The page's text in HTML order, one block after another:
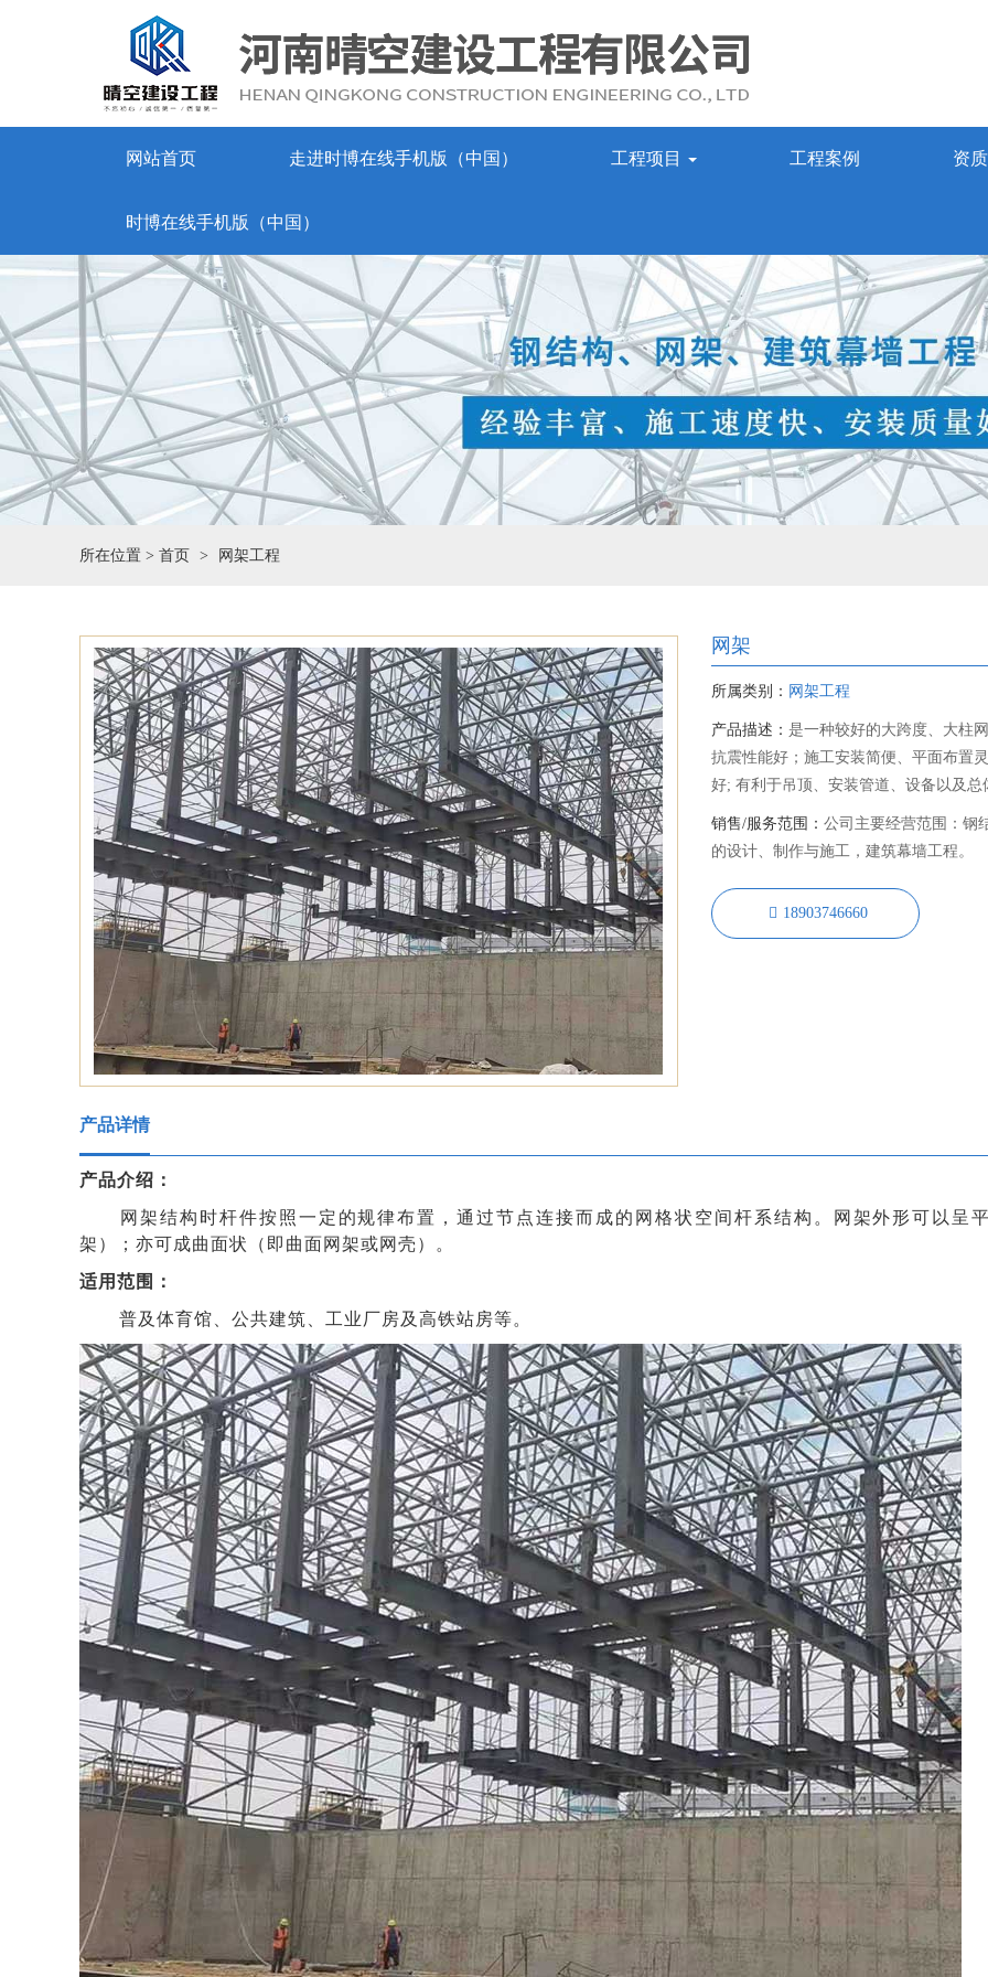
网站首页 走进时博在线手机版（中国） 工程项目 工程案例 资
时博在线手机版（中国）
所在位置 > 首页 网架工程
网架
所属类别： 网架工程
产品描述： 是一种较好的大跨度、大柱
抗震性能好；施工安装简便、平面布置
好; 有利于吊顶、安装管道、设备以及总
销售/服务范围： 公司主要经营范围：钢
的设计、制作与施工，建筑幕墙工程。
18903746660
产品详情
产品介绍：
网架结构时杆件按照一定的规律布置，通过节点连接而成的网格状空间杆系结构。
网架外形可以呈
架）；亦可成曲面状（即曲面网架或网壳）。
适用范围：
普及体育馆、公共建筑、工业厂房及高铁站房等。